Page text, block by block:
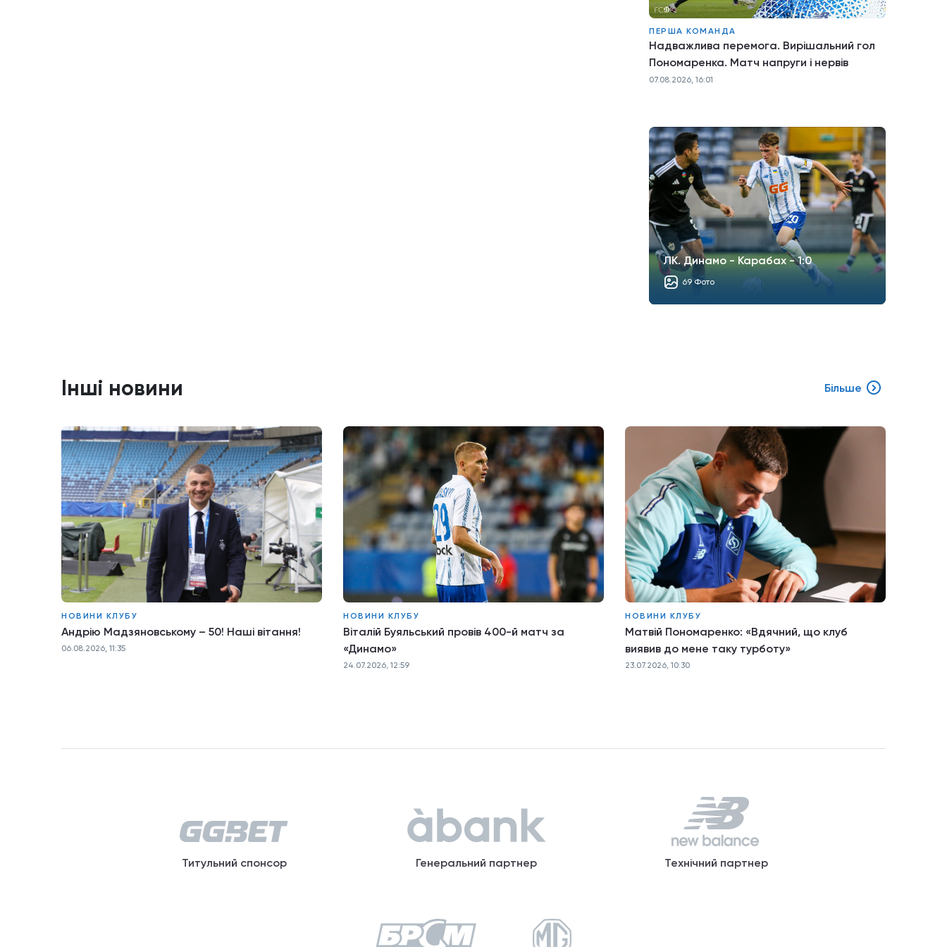
ПЕРША КОМАНДА
Надважлива перемога. Вирішальний гол
Пономаренка. Матч напруги і нервів
07.08.2026, 16:01
ЛК. Динамо - Карабах - 1:0
69 Фото
Інші новини Більше
НОВИНИ КЛУБУ
Андрію Мадзяновському – 50! Наші вітання!
06.08.2026, 11:35
НОВИНИ КЛУБУ
Віталій Буяльський провів 400-й матч за
«Динамо»
24.07.2026, 12:59
НОВИНИ КЛУБУ
Матвій Пономаренко: «Вдячний, що клуб
виявив до мене таку турботу»
23.07.2026, 10:30
Титульний спонсор Генеральний партнер Технічний партнер